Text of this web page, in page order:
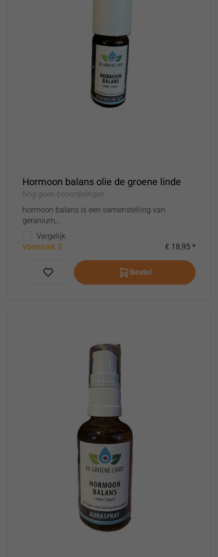
Hormoon balans olie de groene linde
Nog geen beoordelingen
hormoon balans is een samenstelling van
geranium,...
Vergelijk
Voorraad: 2
€ 18,95 *
Bestel